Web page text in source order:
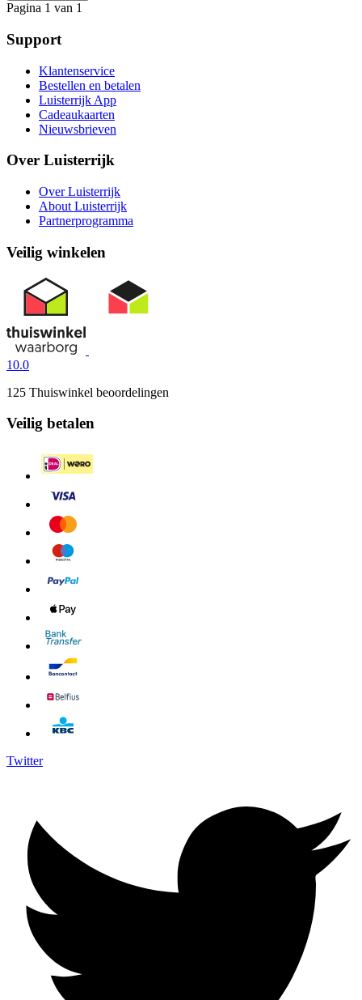
Pagina 1 van 1
Support
Klantenservice
Bestellen en betalen
Luisterrijk App
Cadeaukaarten
Nieuwsbrieven
Over Luisterrijk
Over Luisterrijk
About Luisterrijk
Partnerprogramma
Veilig winkelen
10.0
125 Thuiswinkel beoordelingen
Veilig betalen
Twitter